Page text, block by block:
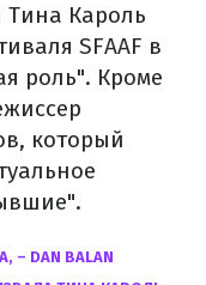
Кароль
SFAAF в
роль". Кроме
который
DAN BALAN